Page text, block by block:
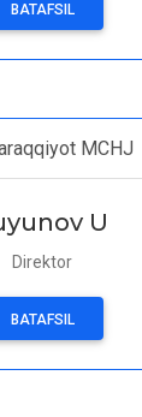
BATAFSIL
MCHJ
U
Direktor
BATAFSIL